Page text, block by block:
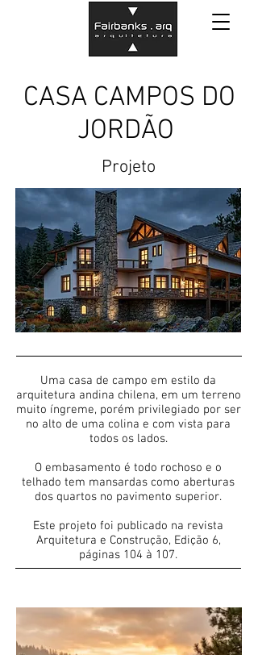
CASA CAMPOS DO
JORDÃO
Projeto
Uma casa de campo em estilo da
arquitetura andina chilena, em um terreno
muito íngreme, porém privilegiado por ser
no alto de uma colina e com vista para
todos os lados.
O embasamento é todo rochoso e o
telhado tem mansardas como aberturas
dos quartos no pavimento superior.
Este projeto foi publicado na revista
Arquitetura e Construção, Edição 6,
páginas 104 à 107.